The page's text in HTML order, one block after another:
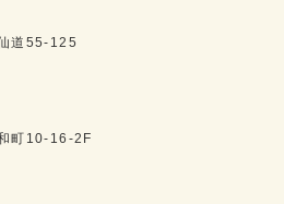
道55-125
町10-16-2F